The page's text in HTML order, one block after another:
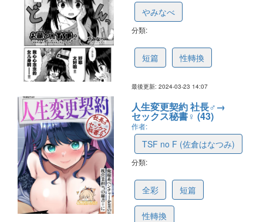
やみなべ
分類:
短篇 性轉換
最後更新: 2024-03-23 14:07
人生変更契約 社長♂→
セックス秘書♀ (43)
作者:
TSF no F (佐倉はなつみ)
分類:
全彩 短篇
性轉換